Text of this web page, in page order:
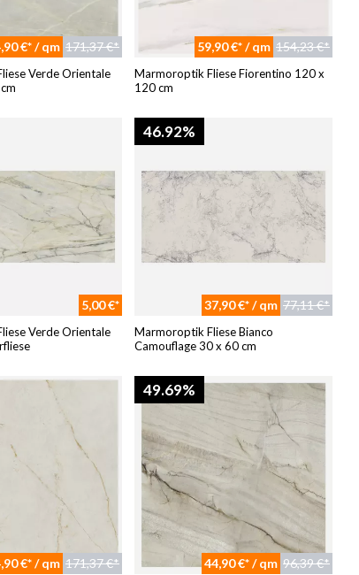
€* / qm 171,37 €*
Verde Orientale
59,90 €* / qm 154,23 €*
Marmoroptik Fliese Fiorentino 120 x
120 cm
5,00 €*
Verde Orientale
46.92%
37,90 €* / qm 77,11 €*
Marmoroptik Fliese Bianco
Camouflage 30 x 60 cm
€* / qm 171,37 €*
49.69%
44,90 €* / qm 96,39 €*